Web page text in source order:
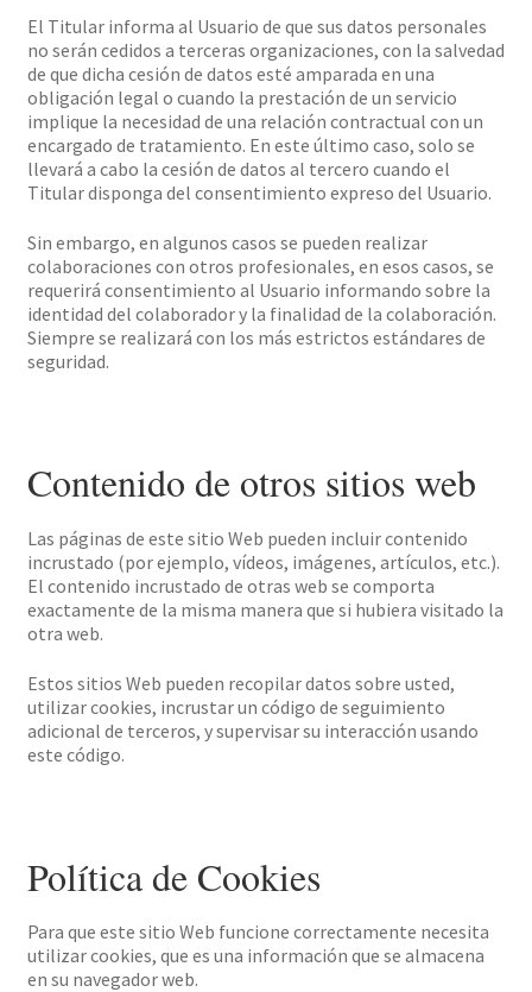
El Titular informa al Usuario de que sus datos personales
no serán cedidos a terceras organizaciones, con la salvedad
de que dicha cesión de datos esté amparada en una
obligación legal o cuando la prestación de un servicio
implique la necesidad de una relación contractual con un
encargado de tratamiento. En este último caso, solo se
llevará a cabo la cesión de datos al tercero cuando el
Titular disponga del consentimiento expreso del Usuario.
Sin embargo, en algunos casos se pueden realizar
colaboraciones con otros profesionales, en esos casos, se
requerirá consentimiento al Usuario informando sobre la
identidad del colaborador y la finalidad de la colaboración.
Siempre se realizará con los más estrictos estándares de
seguridad.
Contenido de otros sitios web
Las páginas de este sitio Web pueden incluir contenido
incrustado (por ejemplo, vídeos, imágenes, artículos, etc.).
El contenido incrustado de otras web se comporta
exactamente de la misma manera que si hubiera visitado la
otra web.
Estos sitios Web pueden recopilar datos sobre usted,
utilizar cookies, incrustar un código de seguimiento
adicional de terceros, y supervisar su interacción usando
este código.
Política de Cookies
Para que este sitio Web funcione correctamente necesita
utilizar cookies, que es una información que se almacena
en su navegador web.